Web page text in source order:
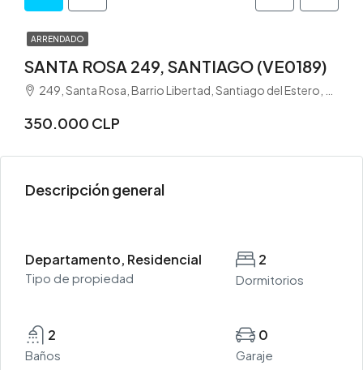
ARRENDADO
SANTA ROSA 249, SANTIAGO (VE0189)
249, Santa Rosa, Barrio Libertad, Santiago del Estero, Municipio de Santiago del Estero, Departamento Juan Francisco Borges, Santiago del Estero, G4200, Argentina
350.000 CLP
Descripción general
Departamento, Residencial
Tipo de propiedad
2
Dormitorios
2
Baños
0
Garaje